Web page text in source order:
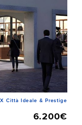
Città Ideale & Prestige
6.200€